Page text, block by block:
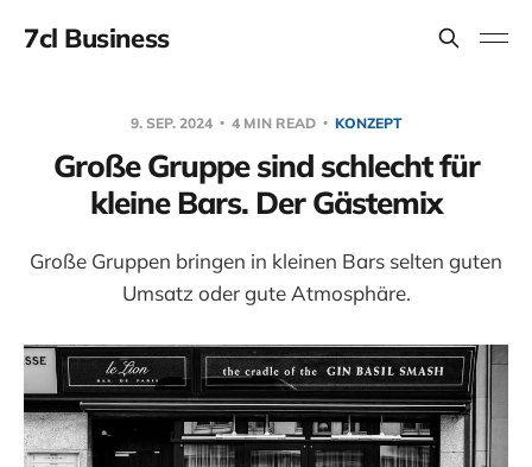
7cl Business
9. SEP. 2024 4 MIN READ KONZEPT
Große Gruppe sind schlecht für
kleine Bars. Der Gästemix
Große Gruppen bringen in kleinen Bars selten guten
Umsatz oder gute Atmosphäre.